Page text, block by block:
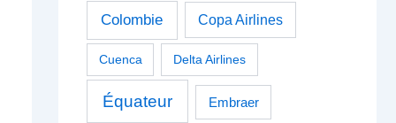
Colombie Copa Airlines
Cuenca Delta Airlines
Équateur Embraer